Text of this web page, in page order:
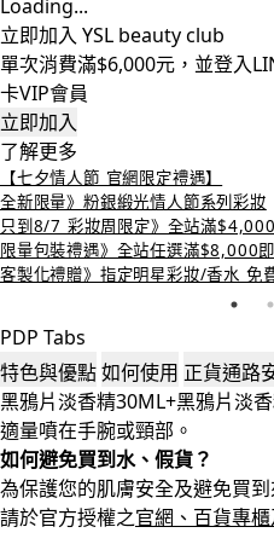
Loading...
立即加入 YSL beauty club
單次消費滿$6,000元，並登入
卡VIP會員
立即加入
了解更多
【七夕情人節 官網限定禮遇】
全新限量》粉銀緞光情人節系列彩妝
只到8/7 彩妝周限定》全站滿
限量包裝禮遇》全站任選滿$8,000
客製化禮贈》指定明星彩妝/香水 免
PDP Tabs
特色與優點如何使用 正貨通路
黑鴉片淡香精30ML+黑鴉片淡
適量噴在手腕或頸部。
如何避免買到水、假貨？
為保護您的肌膚安全及避免買
請於官方授權之官網、百貨專